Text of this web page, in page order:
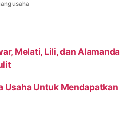
usaha
Melati, Lili, dan Alamanda
Usaha Untuk Mendapatkan